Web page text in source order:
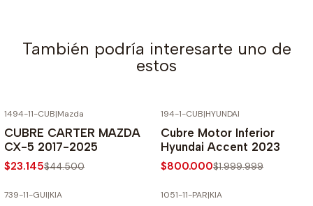
También podría interesarte uno de
estos
1494-11-CUB|Mazda
CUBRE CARTER MAZDA
CX-5 2017-2025
$23.145$44.500
194-1-CUB|HYUNDAI
Cubre Motor Inferior
Hyundai Accent 2023
$800.000$1.999.999
739-11-GUI|KIA 1051-11-PAR|KIA